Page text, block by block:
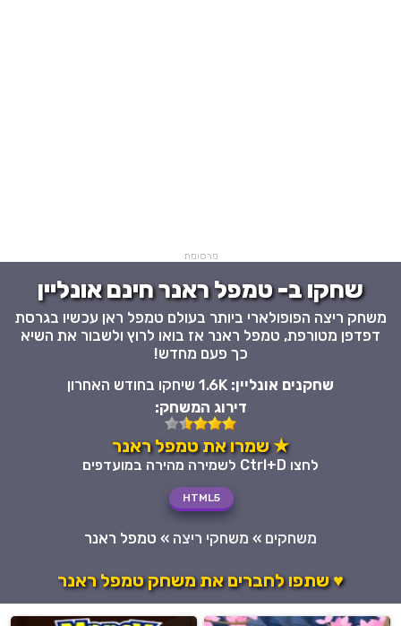
פרסומת
שחקו ב- טמפל ראנר חינם אונליין
משחק ריצה הפופולארי ביותר בעולם טמפל ראן עכשיו בגרסת
דפדפן מטורפת, טמפל ראנר אז בואו לרוץ ולשבור את השיא
כך פעם מחדש!
שחקנים אונליין: 1.6K שיחקו בחודש האחרון
דירוג המשחק:
★ שמרו את טמפל ראנר
לחצו Ctrl+D לשמירה מהירה במועדפים
HTML5
משחקים » משחקי ריצה » טמפל ראנר
♥ שתפו לחברים את משחק טמפל ראנר